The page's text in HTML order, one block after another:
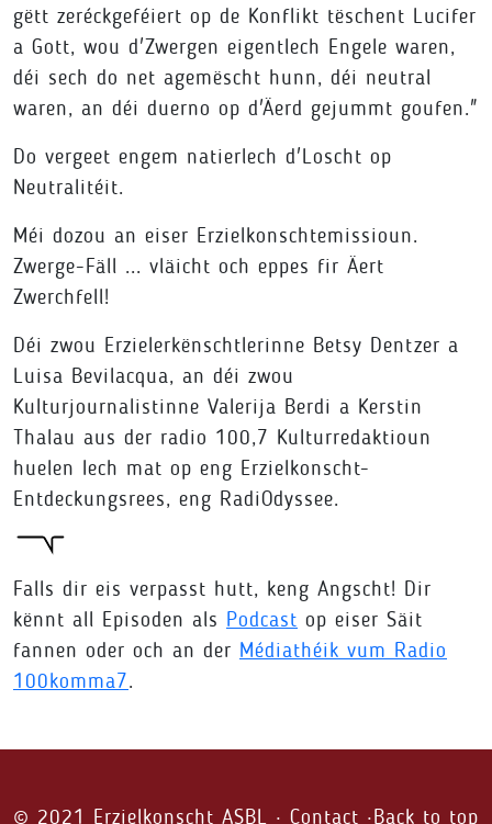
gëtt zeréckgeféiert op de Konflikt tëschent Lucifer
a Gott, wou d'Zwergen eigentlech Engele waren,
déi sech do net agemëscht hunn, déi neutral
waren, an déi duerno op d'Äerd gejummt goufen."
Do vergeet engem natierlech d'Loscht op
Neutralitéit.
Méi dozou an eiser Erzielkonschtemissioun.
Zwerge-Fäll ... vläicht och eppes fir Äert
Zwerchfell!
Déi zwou Erzielerkënschtlerinne Betsy Dentzer a
Luisa Bevilacqua, an déi zwou
Kulturjournalistinne Valerija Berdi a Kerstin
Thalau aus der radio 100,7 Kulturredaktioun
huelen Iech mat op eng Erzielkonscht-
Entdeckungsrees, eng RadiOdyssee.
Falls dir eis verpasst hutt, keng Angscht! Dir
kënnt all Episoden als Podcast op eiser Säit
fannen oder och an der Médiathéik vum Radio
100komma7.
Back to top
© 2021 Erzielkonscht ASBL · Contact ·